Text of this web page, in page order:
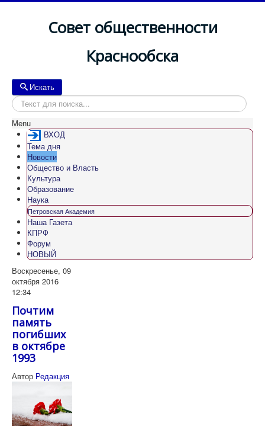
Совет общественности
Краснообска
Искать
Menu
ВХОД
Тема дня
Новости
Общество и Власть
Культура
Образование
Наука
Петровская Академия
Наша Газета
КПРФ
Форум
НОВЫЙ
Воскресенье, 09
октября 2016
12:34
Почтим
память
погибших
в октябре
1993
Автор Редакция